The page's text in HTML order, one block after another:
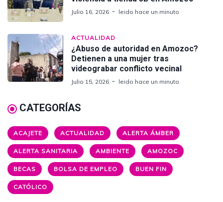
Julio 16, 2026 leido hace un minuto
ACTUALIDAD
¿Abuso de autoridad en Amozoc?
Detienen a una mujer tras
videograbar conflicto vecinal
Julio 15, 2026 leido hace un minuto
CATEGORÍAS
ACAJETE ACTUALIDAD ALERTA ÁMBER
ALERTA SANITARIA AMBIENTE AMOZOC
BECAS BOLSA DE EMPLEO BUEN FIN
CATÓLICO